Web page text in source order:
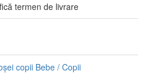
termen de livrare
copii Bebe / Copii